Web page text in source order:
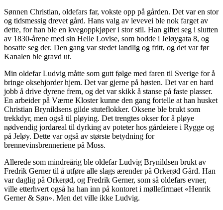
Sønnen Christian, oldefars far, vokste opp på gården. Det var en stor
og tidsmessig drevet gård. Hans valg av levevei ble nok farget av
dette, for han ble en kvegoppkjøper i stor stil. Han giftet seg i slutten
av 1830-årene med sin Helle Lovise, som bodde i Jeløygata 8, og
bosatte seg der. Den gang var stedet landlig og fritt, og det var før
Kanalen ble gravd ut.
Min oldefar Ludvig måtte som gutt følge med faren til Sverige for å
bringe oksehjorder hjem. Det var gjerne på høsten. Det var en hard
jobb å drive dyrene frem, og det var skikk å stanse på faste plasser.
En arbeider på Værne Kloster kunne den gang fortelle at han husket
Christian Brynildsens gilde stuteflokker. Oksene ble brukt som
trekkdyr, men også til pløying. Det trengtes okser for å pløye
nødvendig jordareal til dyrking av poteter hos gårdeiere i Rygge og
på Jeløy. Dette var også av største betydning for
brennevinsbrenneriene på Moss.
Allerede som mindreårig ble oldefar Ludvig Brynildsen brukt av
Fredrik Gerner til å utføre alle slags ærender på Orkerød Gård. Han
var daglig på Orkerød, og Fredrik Gerner, som så oldefars evner,
ville etterhvert også ha han inn på kontoret i møllefirmaet «Henrik
Gerner & Søn». Men det ville ikke Ludvig.